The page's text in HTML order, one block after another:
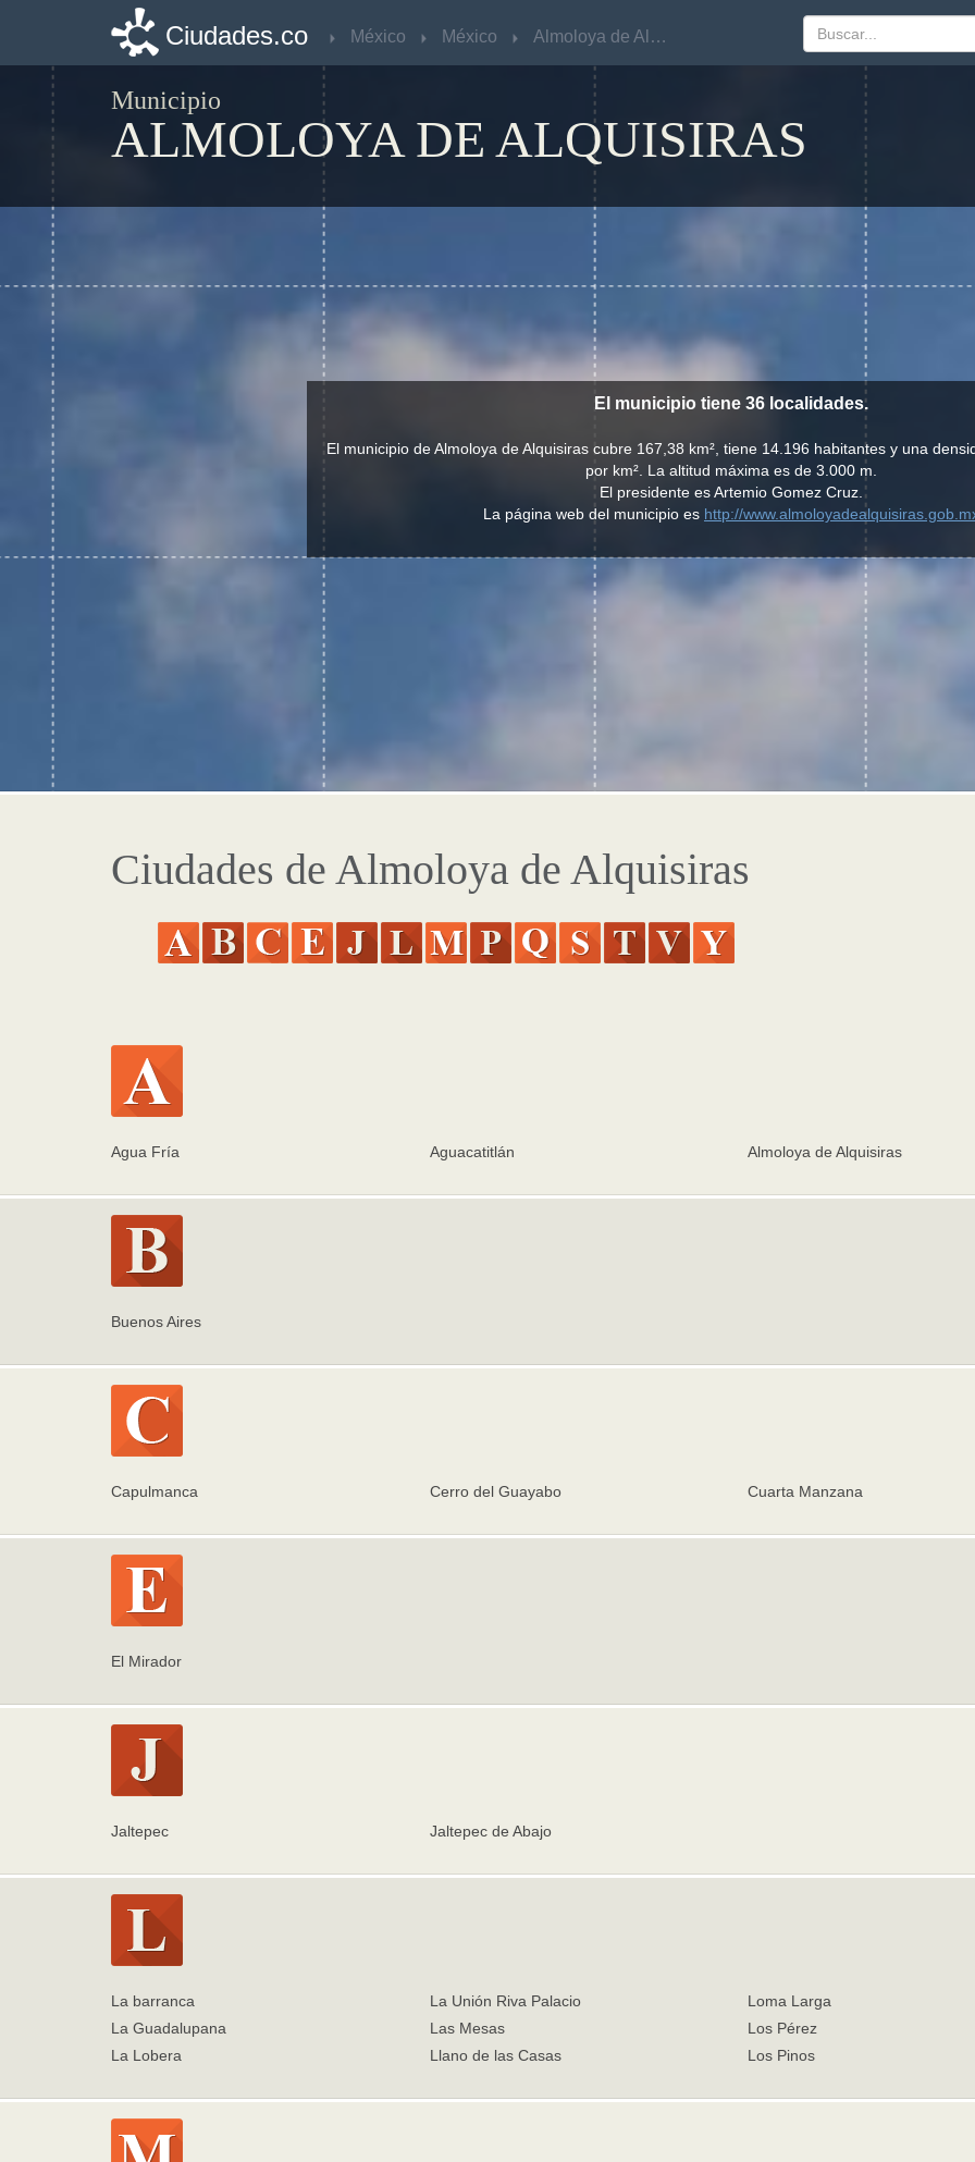
Ciudades.co México México Almoloya de Alquisiras
Municipio
ALMOLOYA DE ALQUISIRAS
El municipio tiene 36 localidades.
El municipio de Almoloya de Alquisiras cubre 167,38 km², tiene 14.196 habitantes y una
por km². La altitud máxima es de 3.000 m.
El presidente es Artemio Gomez Cruz.
La página web del municipio es http://
Ciudades de Almoloya de Alquisiras
Agua Fría Aguacatitlán Almoloya de Alquisiras
Buenos Aires
Capulmanca Cerro del Guayabo Cuarta Manzana
El Mirador
Jaltepec Jaltepec de Abajo
La barranca
La Guadalupana
La Lobera
La Unión Riva Palacio
Las Mesas
Llano de las Casas
Loma Larga
Los Pérez
Los Pinos
Ciudades.co México México Almoloya de Alquisiras